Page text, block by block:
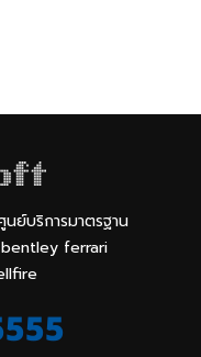
นย์บริการมาตรฐาน
ferrari